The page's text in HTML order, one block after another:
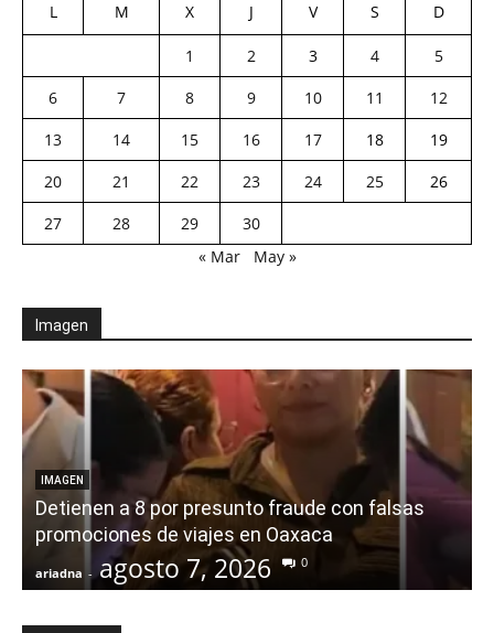
L M X J V S D
1 2 3 4
5
6
7 8 9 10 11
12
13
14 15 16 17 18
19
20
21 22 23 24 25
26
27
28 29
30
« Mar
May »
Imagen
IMAGEN
Detienen a 8 por presunto fraude con falsas
promociones de viajes en Oaxaca
ariadna - agosto 7, 2026 0